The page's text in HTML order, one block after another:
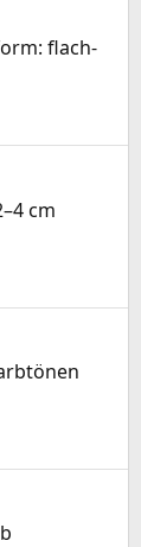
flach-
cm